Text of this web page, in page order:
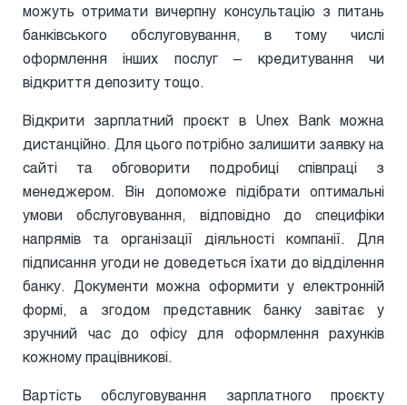
можуть отримати вичерпну консультацію з питань
банківського обслуговування, в тому числі
оформлення інших послуг – кредитування чи
відкриття депозиту тощо.
Відкрити зарплатний проєкт в Unex Bank можна
дистанційно. Для цього потрібно залишити заявку на
сайті та обговорити подробиці співпраці з
менеджером. Він допоможе підібрати оптимальні
умови обслуговування, відповідно до специфіки
напрямів та організації діяльності компанії. Для
підписання угоди не доведеться їхати до відділення
банку. Документи можна оформити у електронній
формі, а згодом представник банку завітає у
зручний час до офісу для оформлення рахунків
кожному працівникові.
Вартість обслуговування зарплатного проєкту